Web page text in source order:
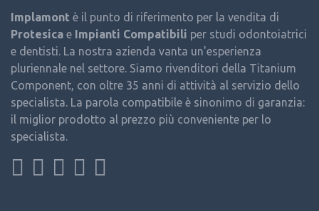
Implamont è il punto di riferimento per la vendita di
Protesica e Impianti Compatibili per studi odontoiatrici
e dentisti. La nostra azienda vanta un'esperienza
pluriennale nel settore. Siamo rivenditori della Titanium
Component, con oltre 35 anni di attività al servizio dello
specialista. La parola compatibile è sinonimo di garanzia:
il miglior prodotto al prezzo più conveniente per lo
specialista.